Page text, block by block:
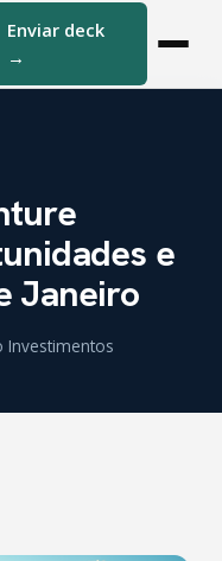
Enviar deck
→
e
Janeiro
Investimentos